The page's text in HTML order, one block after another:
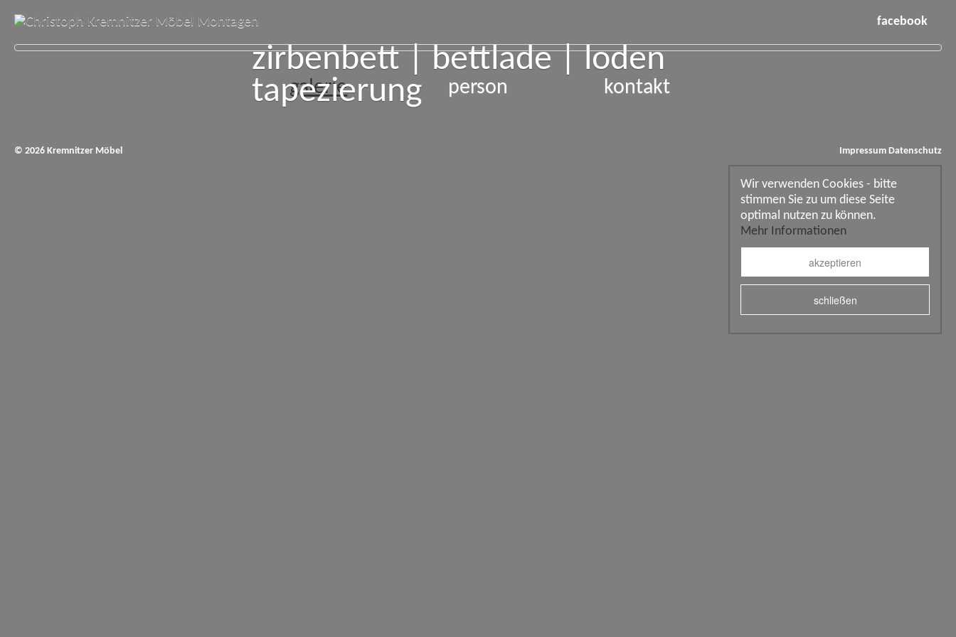
galerie person kontakt
facebook
zirbenbett | bettlade | loden
tapezierung
© 2026 Kremnitzer Möbel Impressum Datenschutz
Wir verwenden Cookies - bitte
stimmen Sie zu um diese Seite
optimal nutzen zu können.
Mehr Informationen
akzeptieren
schließen